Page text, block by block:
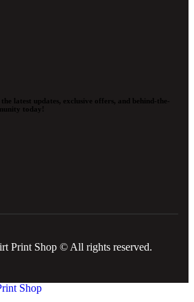
latest updates, exclusive offers, and behind-the-
today!
Print Shop © All rights reserved.